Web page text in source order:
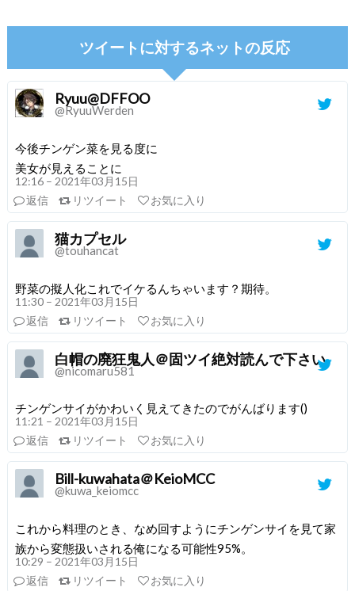
ツイートに対するネットの反応
Ryuu@DFFOO
@RyuuWerden
今後チンゲン菜を見る度に
美女が見えることに
12:16 – 2021年03月15日
返信
リツイート お気に入り
猫カプセル
@touhancat
野菜の擬人化これでイケるんちゃいます？期待。
11:30 – 2021年03月15日
返信
リツイート お気に入り
白帽の廃狂鬼人＠固ツイ絶対読んで下さい
@nicomaru581
チンゲンサイがかわいく見えてきたのでがんばります()
11:21 – 2021年03月15日
返信
リツイート お気に入り
Bill-kuwahata＠KeioMCC
@kuwa_keiomcc
これから料理のとき、なめ回すようにチンゲンサイを見て家
族から変態扱いされる俺になる可能性95%。
10:29 – 2021年03月15日
返信
リツイート お気に入り